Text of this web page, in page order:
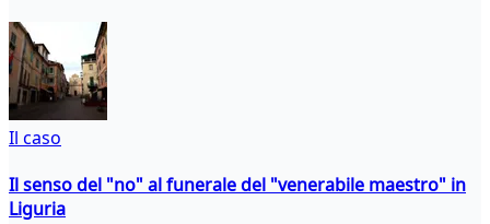
Il caso
Il senso del "no" al funerale del "venerabile maestro" in
Liguria